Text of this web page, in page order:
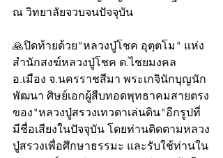
ณ วิทยาลัยจวบจนปัจจุบัน
🙏ปิดท้ายด้วย"หลวงปู่โชค อุตฺตโม" แห่ง
สำนักสงฆ์หลวงปู่โชค ต.ไชยมงคล
อ.เมือง จ.นครราชสีมา พระเกจินักบุญนัก
พัฒนา ศิษย์เอกผู้สืบทอดพุทธาคมสายตรง
ของ"หลวงปู่สรวงเทวดาเล่นดิน"อีกรูปที่
มีชื่อเสียงในปัจจุบัน โดยท่านติดตามหลวง
ปู่สรวงเพื่อศึกษาธรรมะ และรับใช้ท่านใน